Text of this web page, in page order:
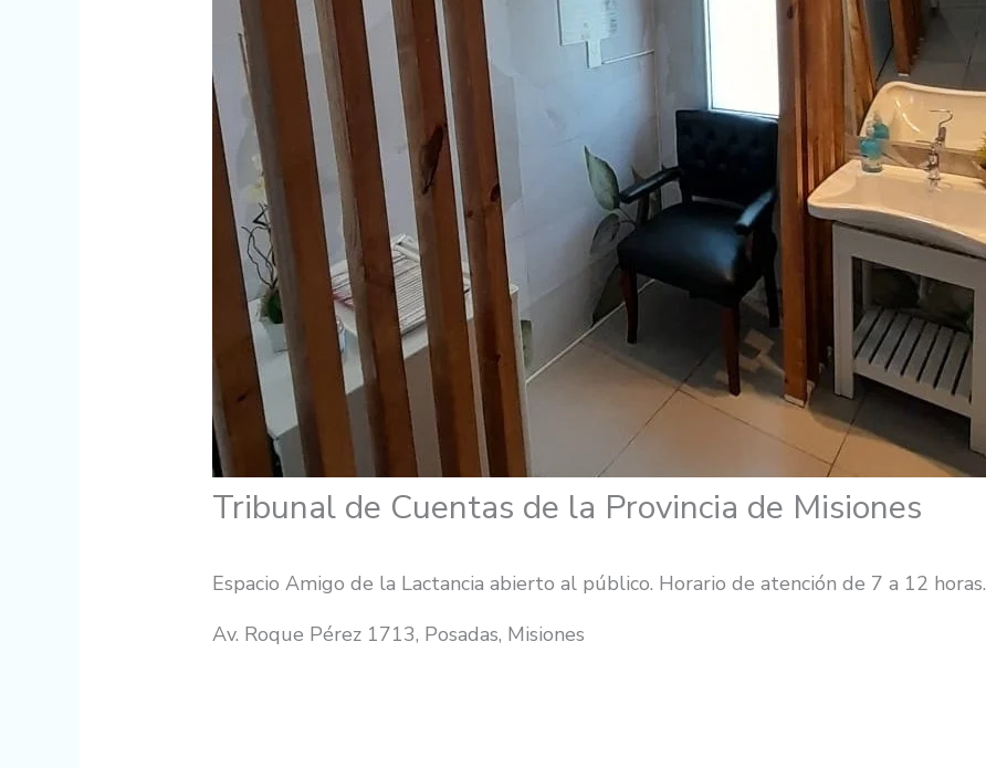
Tribunal de Cuentas de la Provincia de Misiones
Espacio Amigo de la Lactancia abierto al público. Horario de atención de 7 a 12 horas.
Av. Roque Pérez 1713, Posadas, Misiones